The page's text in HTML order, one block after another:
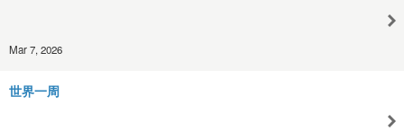
Mar 7, 2026
世界一周